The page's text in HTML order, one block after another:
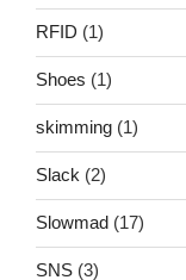
RFID (1)
Shoes (1)
skimming (1)
Slack (2)
Slowmad (17)
SNS (3)